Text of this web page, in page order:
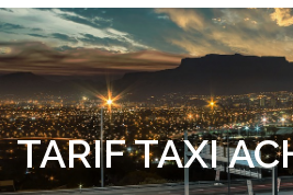
TARIF TAXI